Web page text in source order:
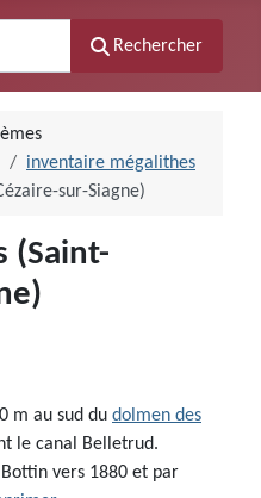
Rechercher
inventaire mégalithes
sur-Siagne)
(Saint-
m au sud du dolmen des
le canal Belletrud.
vers 1880 et par